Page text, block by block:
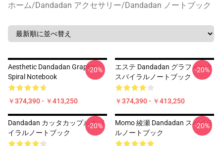
ホーム/Dandadan アクセサリー/Dandadan ノートブック
Aesthetic Dandadan Graphic
Spiral Notebook
￥374,390 - ￥413,250
-20%
エステ Dandadan グラフィック
スパイラルノートブック
￥374,390 - ￥413,250
-20%
Dandadan カッタカップルスパ
イラルノートブック
-20%
Momo 綾瀬 Dandadan スパイラ
ルノートブック
-20%